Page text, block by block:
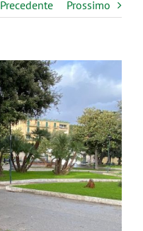
Precedente Prossimo